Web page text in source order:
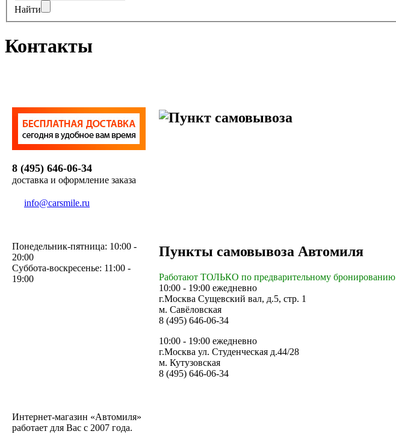
Найти
Контакты
8 (495) 646-06-34
доставка и оформление заказа
info@carsmile.ru
Понедельник-пятница: 10:00 -
20:00
Суббота-воскресенье: 11:00 -
19:00
Пункты самовывоза Автомиля
Работают ТОЛЬКО по предварительному бронированию
10:00 - 19:00 ежедневно
г.Москва Сущевский вал, д.5, стр. 1
м. Савёловская
8 (495) 646-06-34
10:00 - 19:00 ежедневно
г.Москва ул. Студенческая д.44/28
м. Кутузовская
8 (495) 646-06-34
Интернет-магазин «Автомиля»
работает для Вас с 2007 года.